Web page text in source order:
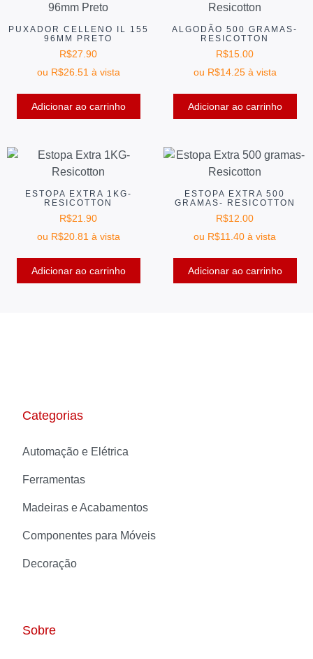
PUXADOR CELLENO IL 155
96MM PRETO
R$27.90
ou R$26.51 à vista
Adicionar ao carrinho
ALGODÃO 500 GRAMAS-
RESICOTTON
R$15.00
ou R$14.25 à vista
Adicionar ao carrinho
ESTOPA EXTRA 1KG-
RESICOTTON
R$21.90
ou R$20.81 à vista
Adicionar ao carrinho
ESTOPA EXTRA 500
GRAMAS- RESICOTTON
R$12.00
ou R$11.40 à vista
Adicionar ao carrinho
Categorias
Automação e Elétrica
Ferramentas
Madeiras e Acabamentos
Componentes para Móveis
Decoração
Sobre